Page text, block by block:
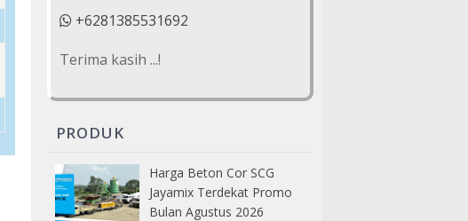
+6281385531692
Terima kasih ...!
PRODUK
Harga Beton Cor SCG
Jayamix Terdekat Promo
Bulan Agustus 2026